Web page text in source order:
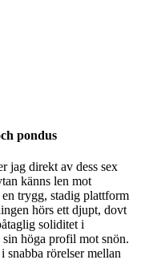
pondus
jag direkt av dess sex
känns len mot
trygg, stadig plattform
hörs ett djupt, dovt
soliditet i
höga profil mot snön.
snabba rörelser mellan